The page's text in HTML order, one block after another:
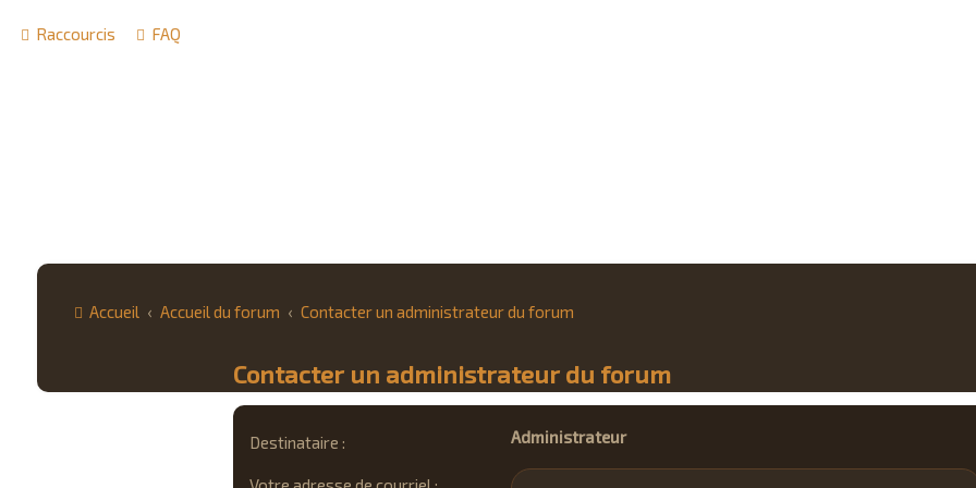
Raccourcis FAQ
Accueil Accueil du forum Contacter un administrateur du forum
Contacter un administrateur du forum
Destinataire : Administrateur